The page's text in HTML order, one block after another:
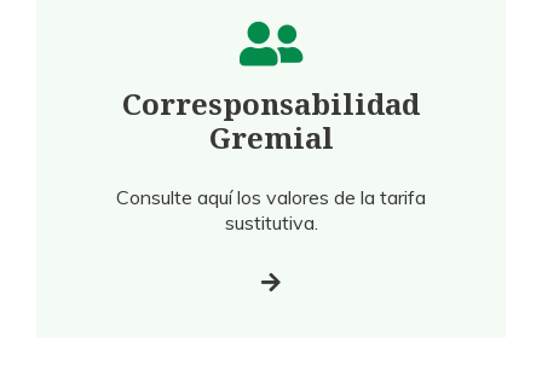
Corresponsabilidad
Gremial
Consulte aquí los valores de la tarifa
sustitutiva.